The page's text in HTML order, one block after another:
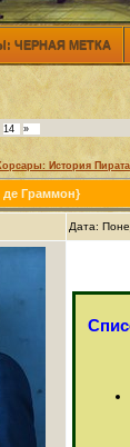
ЧЕРНАЯ МЕТКА
14 »
История Пирата
Граммон}
Дата: